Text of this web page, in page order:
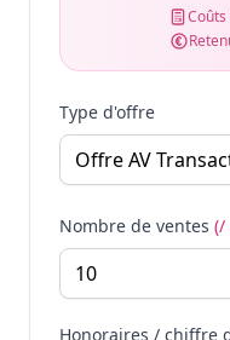
Type d'offre
Nombre de ventes (/
Honoraires / chiffre